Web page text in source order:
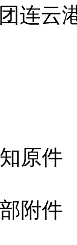
连云
原件
附件